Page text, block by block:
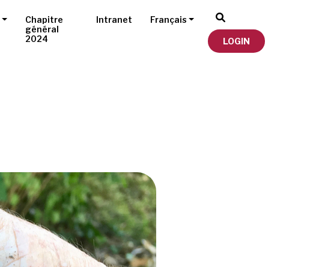
Chapitre
général
2024
Intranet Français
LOGIN